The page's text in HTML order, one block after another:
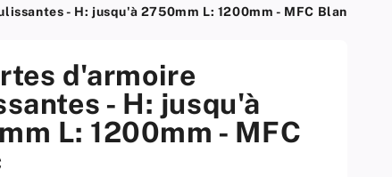
- H: jusqu'à 2750mm L: 1200mm - MFC Blanc
d'armoire
- H: jusqu'à
L: 1200mm - MFC